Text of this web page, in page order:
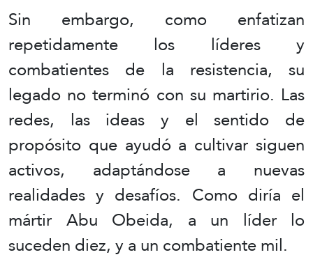
Sin embargo, como enfatizan
repetidamente los líderes y
combatientes de la resistencia, su
legado no terminó con su martirio. Las
redes, las ideas y el sentido de
propósito que ayudó a cultivar siguen
activos, adaptándose a nuevas
realidades y desafíos. Como diría el
mártir Abu Obeida, a un líder lo
suceden diez, y a un combatiente mil.